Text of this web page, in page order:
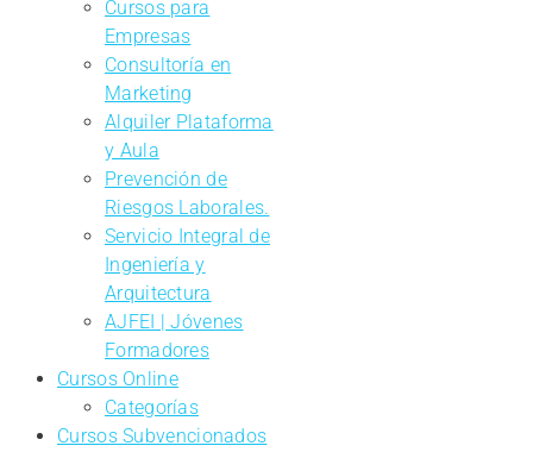
Cursos para
Empresas
Consultoría en
Marketing
Alquiler Plataforma
y Aula
Prevención de
Riesgos Laborales.
Servicio Integral de
Ingeniería y
Arquitectura
AJFEI | Jóvenes
Formadores
Cursos Online
Categorías
Cursos Subvencionados